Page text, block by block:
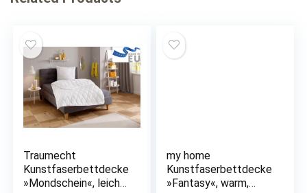
Traumecht
Kunstfaserbettdecke
»Mondschein«, leicht,
my home
Kunstfaserbettdecke
»Fantasy«, warm,